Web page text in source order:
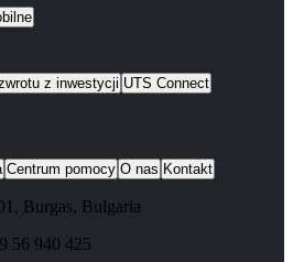
z inwestycji UTS Connect
Centrum pomocy O nas Kontakt
, Burgas, Bulgaria
56 940 425